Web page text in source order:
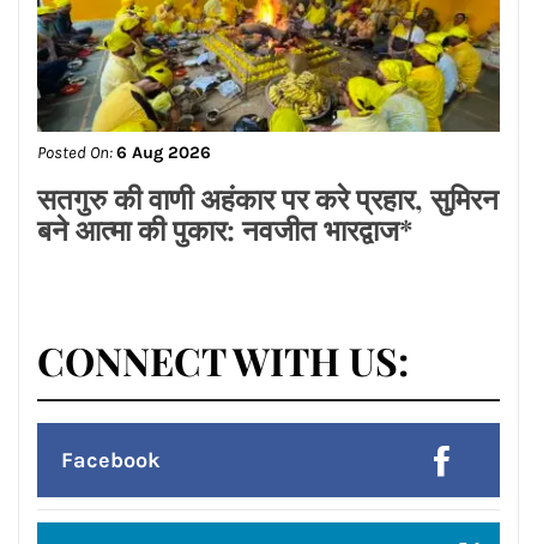
Posted On:6 Aug 2026
ਸਾਢੇ ਚਾਰ ਸਾਲਾਂ ‘ਚ 2 ਸਕੂਲ ਖੁੱਲ੍ਹਣਾ ਤੇ 7 ਹੋਏ
ਬੰਦ ਹੋਣਾ ‘ਆਪ’ ਦੀ ਫੇਲ੍ਹ’ਸਿੱਖਿਆ ਕ੍ਰਾਂਤੀ’
ਦਾ ਸਬੂਤ: ਕੇਵਲ ਸਿੰਘ ਢਿੱਲੋਂ
Posted On:6 Aug 2026
ਮਾਂ ਦੇ ਦੁੱਧ ਦੀ ਮਹੱਤਤਾ’’ ਸਬੰਧੀ ਜਾਗਰੂਕਤਾ